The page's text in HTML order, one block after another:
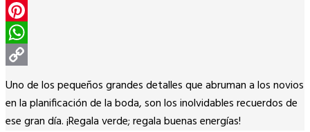
Twitter
Pinterest
WhatsApp
Copy
Link
Uno de los pequeños grandes detalles que abruman a los novios
en la planificación de la boda, son los inolvidables recuerdos de
ese gran día. ¡Regala verde; regala buenas energías!